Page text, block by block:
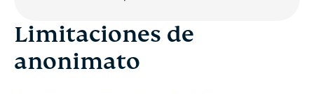
Limitaciones de
anonimato